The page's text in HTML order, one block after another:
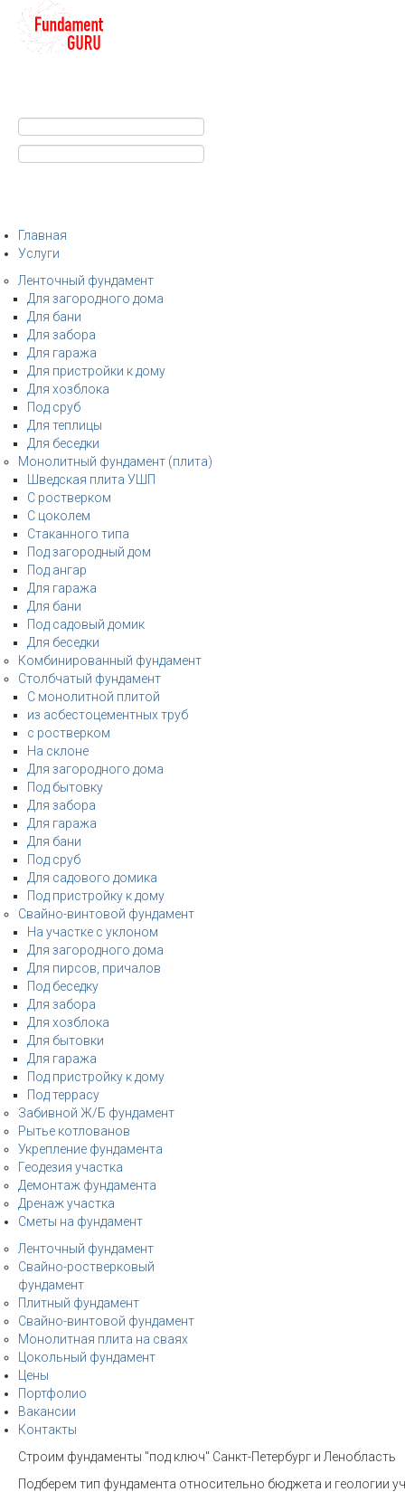
Главная
Услуги
Ленточный фундамент
Для загородного дома
Для бани
Для забора
Для гаража
Для пристройки к дому
Для хозблока
Под сруб
Для теплицы
Для беседки
Монолитный фундамент (плита)
Шведская плита УШП
С ростверком
С цоколем
Стаканного типа
Под загородный дом
Под ангар
Для гаража
Для бани
Под садовый домик
Для беседки
Комбинированный фундамент
Столбчатый фундамент
С монолитной плитой
из асбестоцементных труб
с ростверком
На склоне
Для загородного дома
Под бытовку
Для забора
Для гаража
Для бани
Под сруб
Для садового домика
Под пристройку к дому
Свайно-винтовой фундамент
На участке с уклоном
Для загородного дома
Для пирсов, причалов
Под беседку
Для забора
Для хозблока
Для бытовки
Для гаража
Под пристройку к дому
Под террасу
Забивной Ж/Б фундамент
Рытье котлованов
Укрепление фундамента
Геодезия участка
Демонтаж фундамента
Дренаж участка
Сметы на фундамент
Ленточный фундамент
Свайно-ростверковый
фундамент
Плитный фундамент
Свайно-винтовой фундамент
Монолитная плита на сваях
Цокольный фундамент
Цены
Портфолио
Вакансии
Контакты
Строим фундаменты "под ключ" Санкт-Петербург и Ленобласть
Подберем тип фундамента относительно бюджета и геологии